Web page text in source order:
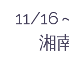
11/16
湘